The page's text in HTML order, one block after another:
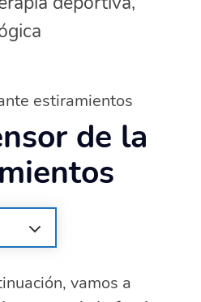
estiramientos
de la
vamos a